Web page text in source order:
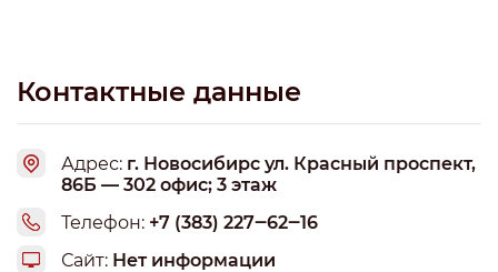
Контактные данные
Адрес: г. Новосибирс ул. Красный проспект,
86Б — 302 офис; 3 этаж
Телефон: +7 (383) 227‒62‒16
Сайт: Нет информации